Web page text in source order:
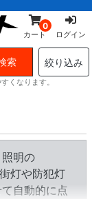
0
カート ログイン
絞り込み
くなります。
明の
灯や防犯灯
自動的に点